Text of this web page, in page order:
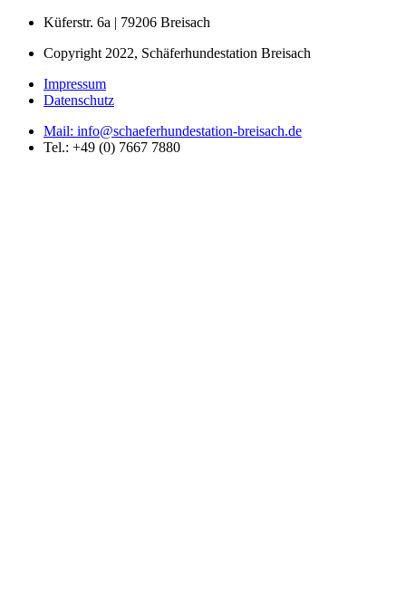
Küferstr. 6a | 79206 Breisach
Copyright 2022, Schäferhundestation Breisach
Impressum
Datenschutz
Mail: info@schaeferhundestation-breisach.de
Tel.: +49 (0) 7667 7880